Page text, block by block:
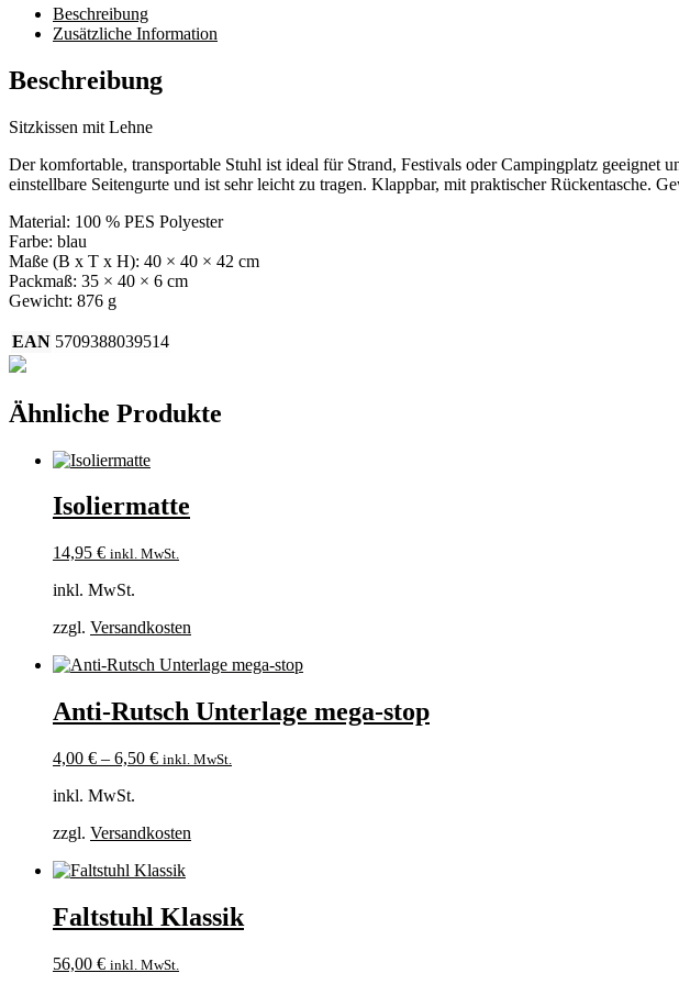
Beschreibung
Zusätzliche Information
Beschreibung
Sitzkissen mit Lehne
Der komfortable, transportable Stuhl ist ideal für Strand, Festivals oder Campingplatz
einstellbare Seitengurte und ist sehr leicht zu tragen. Klappbar, mit praktischer Rückentasche.
Material: 100 % PES Polyester
Farbe: blau
Maße (B x T x H): 40 × 40 × 42 cm
Packmaß: 35 × 40 × 6 cm
Gewicht: 876 g
EAN 5709388039514
Ähnliche Produkte
Isoliermatte
14,95 € inkl. MwSt.
inkl. MwSt.
zzgl. Versandkosten
Anti-Rutsch Unterlage mega-stop
4,00 € – 6,50 € inkl. MwSt.
inkl. MwSt.
zzgl. Versandkosten
Faltstuhl Klassik
56,00 € inkl. MwSt.